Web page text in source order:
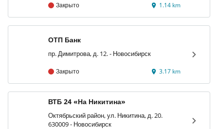
Закрыто 1.14 km
ОТП Банк
пр. Димитрова, д. 12. - Новосибирск
Закрыто 3.17 km
ВТБ 24 «На Никитина»
Октябрьский район, ул. Никитина, д. 20.
630009 - Новосибирск